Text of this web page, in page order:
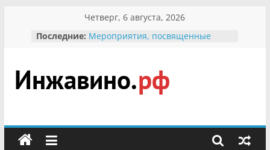
содержимому
Четверг, 6 августа, 2026
Последние: Мероприятия, посвященные
гражданин Инжавинского округа»
участнице Великой
Отечественной, фронтовичке
Безопасность в сети Интернет
Инжавино.рф
сельский
портал